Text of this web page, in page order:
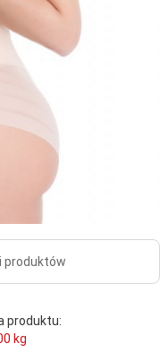
produktów
produktu:
kg